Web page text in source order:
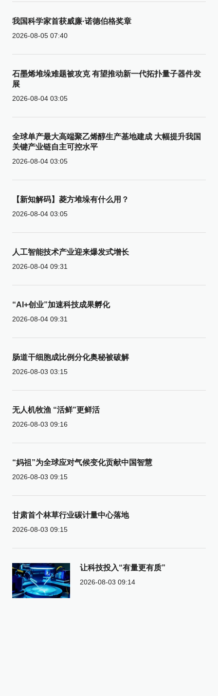
我国科学家首获威廉·诺德伯格奖章
2026-08-05 07:40
石墨烯堆垛难题被攻克 有望推动新一代拓扑量子器件发
展
2026-08-04 03:05
全球单产最大高端聚乙烯醇生产基地建成 大幅提升我国
关键产业链自主可控水平
2026-08-04 03:05
【新知解码】菱方堆垛有什么用？
2026-08-04 03:05
人工智能技术产业迎来爆发式增长
2026-08-04 09:31
“AI+创业”加速科技成果孵化
2026-08-04 09:31
肠道干细胞成比例分化奥秘被破解
2026-08-03 03:15
无人机牧渔 “活鲜”更鲜活
2026-08-03 09:16
“妈祖”为全球应对气候变化贡献中国智慧
2026-08-03 09:15
甘肃首个林草行业碳计量中心落地
2026-08-03 09:15
让科技投入“有量更有质”
2026-08-03 09:14